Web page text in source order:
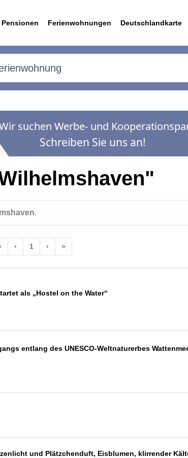
Pensionen Ferienwohnungen Deutschlandkarte
.
‹ 1 › »
als „Hostel on the Water“
entlang des UNESCO-Weltnaturerbes
und Plätzchenduft, Eisblumen, klirrender